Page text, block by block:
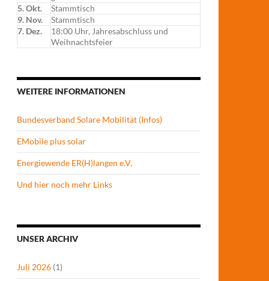
5. Okt.
Stammtisch
9. Nov.
Stammtisch
7. Dez.
18:00 Uhr, Jahresabschluss und
Weihnachtsfeier
WEITERE INFORMATIONEN
Bundesverband Solare Mobilität (Infos)
EMobile plus solar
Energiewende ER(H)langen e.V.
Und hier noch mehr Links
UNSER ARCHIV
Juli 2026 (1)